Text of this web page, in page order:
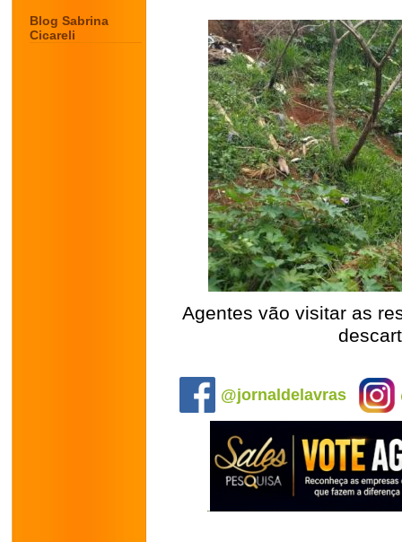
Blog Sabrina
Cicareli
Agentes vão visitar as
@jornaldelavras